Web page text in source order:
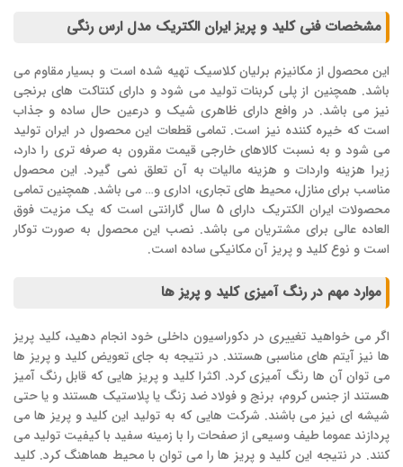
مشخصات فنی کلید و پریز ایران الکتریک مدل ارس رنگی
این محصول از مکانیزم برلیان کلاسیک تهیه شده است و بسیار مقاوم می
باشد. همچنین از پلی کربنات تولید می شود و دارای کنتاکت های برنجی
نیز می باشد. در وافع دارای ظاهری شیک و درعین حال ساده و جذاب
است که خیره کننده نیز است. تمامی قطعات این محصول در ایران تولید
می شود و به نسبت کالاهای خارجی قیمت مقرون به صرفه تری را دارد،
زیرا هزینه واردات و هزینه مالیات به آن تعلق نمی گیرد. این محصول
مناسب برای منازل، محیط های تجاری، اداری و… می باشد. همچنین تمامی
محصولات ایران الکتریک دارای 5 سال گارانتی است که یک مزیت فوق
العاده عالی برای مشتریان می باشد. نصب این محصول به صورت توکار
است و نوع کلید و پریز آن مکانیکی ساده است.
موارد مهم در رنگ آمیزی کلید و پریز ها
اگر می خواهید تغییری در دکوراسیون داخلی خود انجام دهید، کلید پریز
ها نیز آیتم های مناسبی هستند. در نتیجه به جای تعویض کلید و پریز ها
می توان آن ها رنگ آمیزی کرد. اکثرا کلید و پریز هایی که قابل رنگ آمیز
هستند از جنس کروم، برنج و فولاد ضد زنگ یا پلاستیک هستند و یا حتی
شیشه ای نیز می باشند. شرکت هایی که به تولید این کلید و پریز ها می
پردازند عموما طیف وسیعی از صفحات را با زمینه سفید با کیفیت تولید می
کنند. در نتیجه این کلید و پریز ها را می توان با محیط هماهنگ کرد. کلید